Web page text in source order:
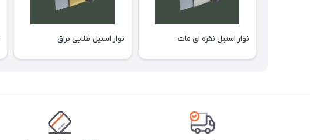
نوار استیل نقره ای مات نوار استیل طلایی براق